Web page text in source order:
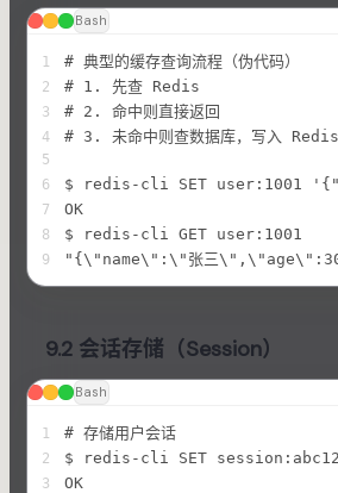
Bash
1 # 典型的缓存查询流程（伪代码）
2 # 1. 先查 Redis
3 # 2. 命中则直接返回
4 # 3. 未命中则查数据库，写入 Redis
5
6
$ redis-cli SET user:1001
7 OK
8 $ redis-cli GET user:1001
9 "{\"name\":\"张三
9.2 会话存储（Session）
Bash
1 # 存储用户会话
2 $ redis-cli SET
3 OK